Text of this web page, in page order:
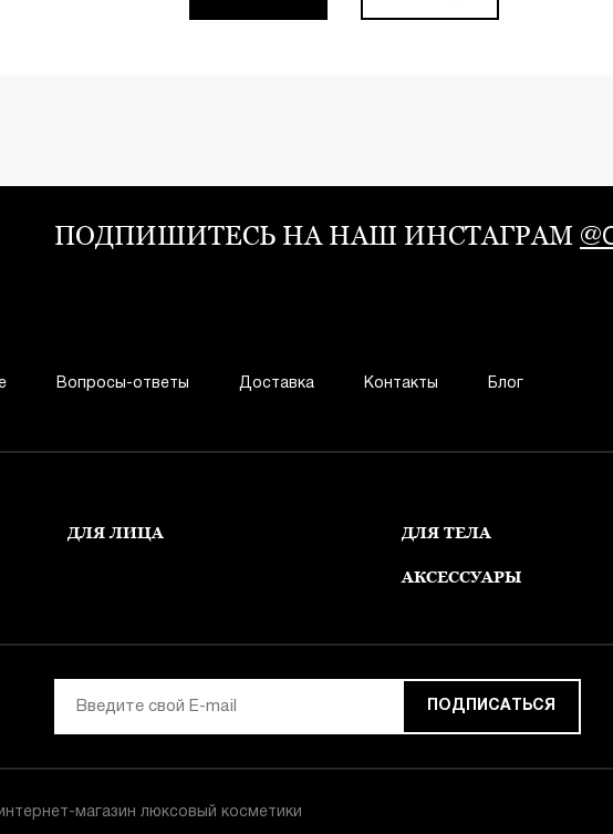
ПОДПИШИТЕСЬ НА НАШ ИНСТАГРАМ
Вопросы-ответы Доставка Контакты Блог
ДЛЯ ЛИЦА ДЛЯ ТЕЛА
АКСЕССУАРЫ
ПОДПИСАТЬСЯ
магазин люксовый косметики